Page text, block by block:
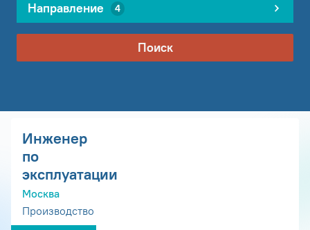
Направление 4
Поиск
Инженер
по
эксплуатации
Москва
Производство